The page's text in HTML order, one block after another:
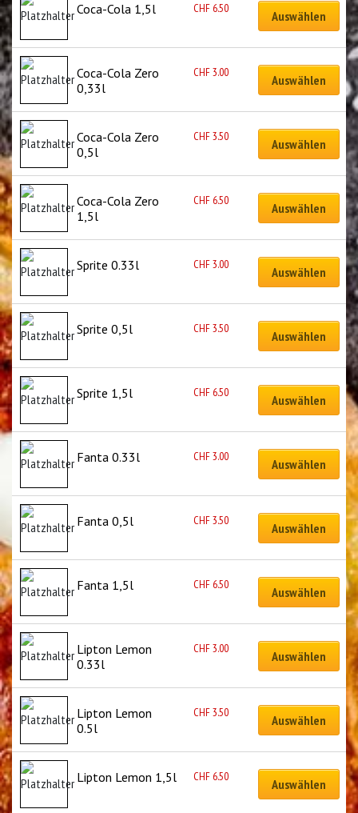
Coca-Cola 1,5l CHF 6.50 Auswählen
Coca-Cola Zero
0,33l
CHF3.00 Auswählen
Coca-Cola Zero
0,5l
CHF3.50 Auswählen
Coca-Cola Zero
1,5l
CHF 6.50 Auswählen
Sprite 0.33l CHF3.00 Auswählen
Sprite 0,5l CHF3.50 Auswählen
Sprite 1,5l CHF 6.50 Auswählen
Fanta 0.33l CHF3.00 Auswählen
Fanta 0,5l CHF3.50 Auswählen
Fanta 1,5l CHF 6.50 Auswählen
Lipton Lemon
0.33l
CHF3.00 Auswählen
Lipton Lemon
0.5l
CHF3.50 Auswählen
Lipton Lemon 1,5l CHF 6.50 Auswählen